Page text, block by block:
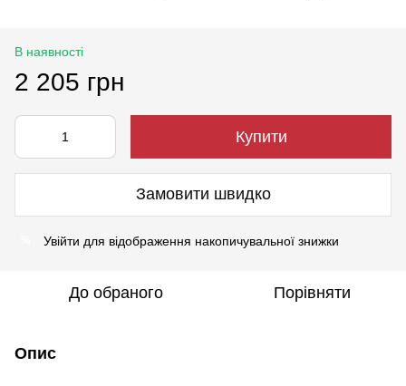
В наявності
2 205 грн
Купити
Замовити швидко
Увійти для відображення накопичувальної знижки
До обраного Порівняти
Опис